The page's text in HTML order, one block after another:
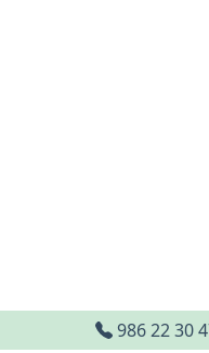
986 22 30